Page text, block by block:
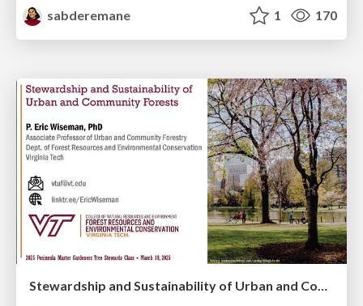
sabderemane
1 170
Stewardship and Sustainability of Urban and Community Forests